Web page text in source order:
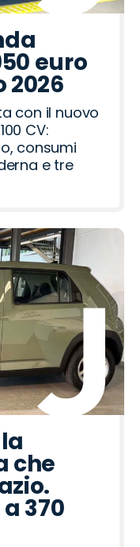
euro
2026
con il nuovo
CV:
consumi
e tre
che
370